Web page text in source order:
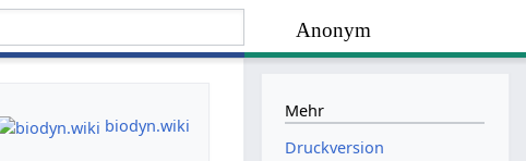
Anonym
biodyn.wiki
Mehr
Druckversion